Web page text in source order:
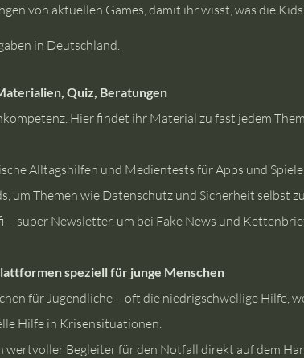
von aktuellen Games, damit ihr wisst, was die
in Deutschland.
Quiz, Beratungen
Hier findet ihr Material zu fast jedem
Alltagshilfen und Medientests für Apps und
um Themen wie Datenschutz und Sicherheit selbst
– super Newsletter, um bei Fake News und
speziell für junge Menschen
für Jugendliche – oft die niedrigschwellige Hilfe,
Hilfe in Krisensituationen.
wertvoller Begleiter für den Notfall direkt auf dem